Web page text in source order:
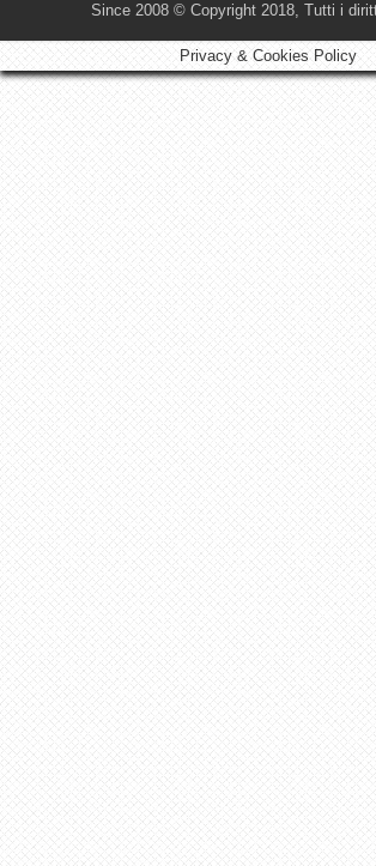
Since 2008 © Copyright 2018, Tutti i
Privacy & Cookies Policy